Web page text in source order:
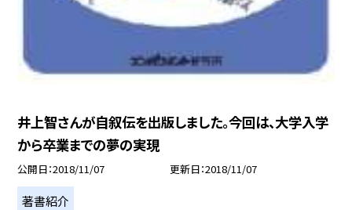
井上智さんが自叙伝を出版しました。今回は、大学入学
から卒業までの夢の実現
公開日 2018/11/07 更新日 2018/11/07
著書紹介